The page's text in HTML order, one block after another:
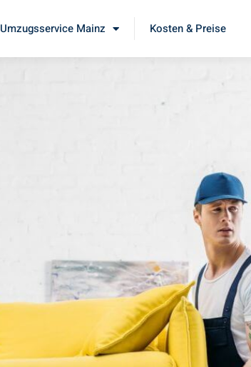
Umzugsservice Mainz Kosten & Preise